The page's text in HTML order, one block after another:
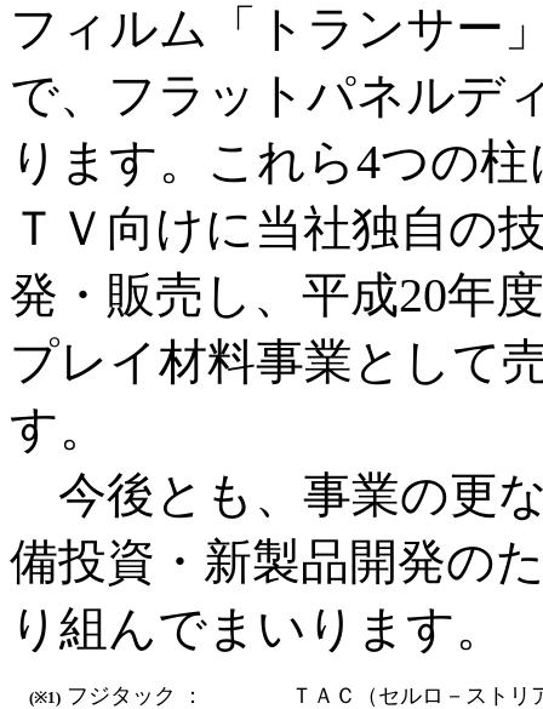
フィルム「トランサー
で、フラットパネルデ
ります。これら4つの
ＴＶ向けに当社独自の
発・販売し、平成20年
プレイ材料事業として
す。
今後とも、事業の更
備投資・新製品開発の
り組んでまいります。
(※1) フジタック ：
ＴＡＣ（セルロ－スト